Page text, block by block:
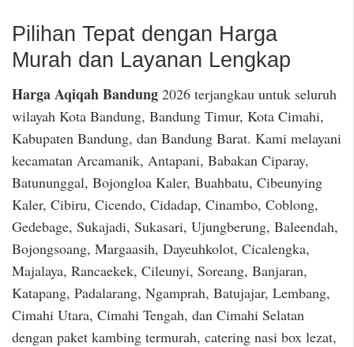
Pilihan Tepat dengan Harga
Murah dan Layanan Lengkap
Harga Aqiqah Bandung 2026 terjangkau untuk seluruh
wilayah Kota Bandung, Bandung Timur, Kota Cimahi,
Kabupaten Bandung, dan Bandung Barat. Kami melayani
kecamatan Arcamanik, Antapani, Babakan Ciparay,
Batununggal, Bojongloa Kaler, Buahbatu, Cibeunying
Kaler, Cibiru, Cicendo, Cidadap, Cinambo, Coblong,
Gedebage, Sukajadi, Sukasari, Ujungberung, Baleendah,
Bojongsoang, Margaasih, Dayeuhkolot, Cicalengka,
Majalaya, Rancaekek, Cileunyi, Soreang, Banjaran,
Katapang, Padalarang, Ngamprah, Batujajar, Lembang,
Cimahi Utara, Cimahi Tengah, dan Cimahi Selatan
dengan paket kambing termurah, catering nasi box lezat,